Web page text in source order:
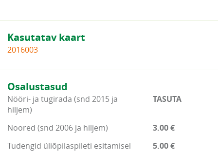
Kasutatav kaart
2016003
Osalustasud
Nööri- ja tugirada (snd 2015 ja
hiljem)
TASUTA
Noored (snd 2006 ja hiljem)
3.00 €
Tudengid üliõpilaspileti esitamisel
5.00 €